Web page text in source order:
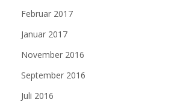
Februar 2017
Januar 2017
November 2016
September 2016
Juli 2016